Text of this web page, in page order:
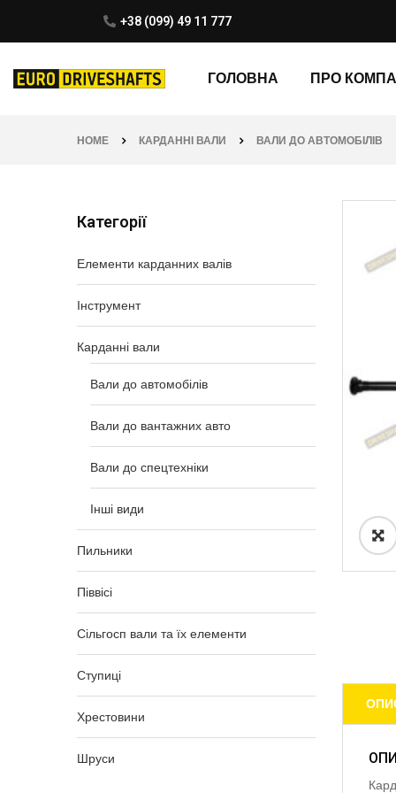
+38 (099) 49 11 777
ГОЛОВНА ПРО
HOME КАРДАННІ ВАЛИ ВАЛИ ДО АВТОМОБІЛІВ
Категорії
Елементи карданних валів
Інструмент
Карданні вали
Вали до автомобілів
Вали до вантажних авто
Вали до спецтехніки
Інші види
Пильники
Піввісі
Сільгосп вали та їх елементи
Ступиці
Хрестовини
Шруси